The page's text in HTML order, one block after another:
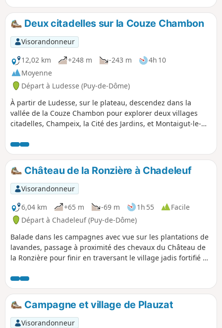
Deux citadelles sur la Couze Chambon
Visorandonneur
12,02 km
+248 m -243 m
4h 10
Moyenne
Départ à Ludesse (Puy-de-Dôme)
À partir de Ludesse, sur le plateau, descendez dans la
vallée de la Couze Chambon pour explorer deux villages
citadelles, Champeix, la Cité des Jardins, et Montaigut-le-
Château de la Ronzière à Chadeleuf
Visorandonneur
6,04 km
+65 m -69 m 1h 55
Facile
Départ à Chadeleuf (Puy-de-Dôme)
Balade dans les campagnes avec vue sur les plantations de
lavandes, passage à proximité des chevaux du Château de
la Ronzière pour finir en traversant le village jadis fortifié de
Campagne et village de Plauzat
Visorandonneur